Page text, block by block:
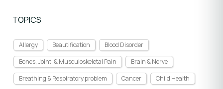
TOPICS
Allergy Beautification
Blood Disorder
Bones, Joint, & Musculoskeletal Pain
Brain & Nerve
Breathing & Respiratory problem
Cancer Child Health